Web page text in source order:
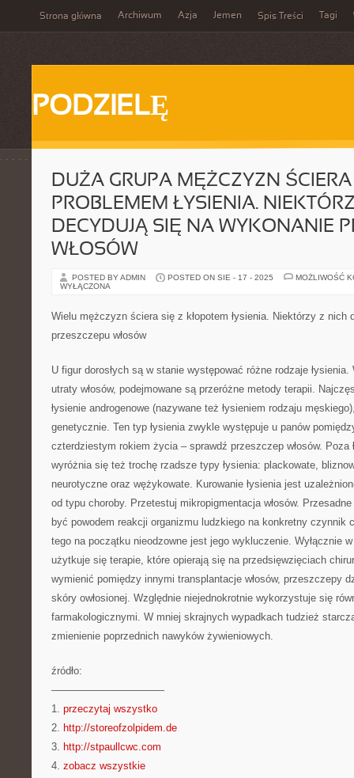
Strona główna Archiwum Azja Jemen Spis Treści Tagi
PODZIELĘ
DUŻA GRUPA MĘŻCZYZN
PROBLEMEM ŁYSIENIA.
DECYDUJĄ SIĘ NA WYKONANIE
WŁOSÓW
POSTED BY ADMIN POSTED ON SIE - 17 - 2025
MOŻLIWOŚĆ
WYŁĄCZONA
Wielu mężczyzn ściera się z kłopotem łysienia. Niektórzy z nich
przeszczepu włosów
U figur dorosłych są w stanie występować różne rodzaje
utraty włosów, podejmowane są przeróżne metody terapii.
łysienie androgenowe (nazywane też łysieniem rodzaju
genetycznie. Ten typ łysienia zwykle występuje u panów
czterdziestym rokiem życia – sprawdź przeszczep włosów. Poza
wyróżnia się też trochę rzadsze typy łysienia: plackowate,
neurotyczne oraz wężykowate. Kurowanie łysienia jest
od typu choroby. Przetestuj mikropigmentacja włosów.
być powodem reakcji organizmu ludzkiego na konkretny czynnik
tego na początku nieodzowne jest jego wykluczenie. Wyłącznie
użytkuje się terapie, które opierają się na przedsięwzięciach
wymienić pomiędzy innymi transplantacje włosów, przeszczepy
skóry owłosionej. Względnie niejednokrotnie wykorzystuje się
farmakologicznymi. W mniej skrajnych wypadkach tudzież
zmienienie poprzednich nawyków żywieniowych.
źródło:
———————————
1. przeczytaj wszystko
2. http://storeofzolpidem.de
3. http://stpaullcwc.com
4. zobacz wszystkie